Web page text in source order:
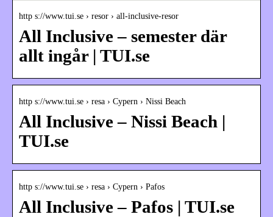
http s://www.tui.se › resor › all-inclusive-resor
All Inclusive – semester där
allt ingår | TUI.se
http s://www.tui.se › resa › Cypern › Nissi Beach
All Inclusive – Nissi Beach |
TUI.se
http s://www.tui.se › resa › Cypern › Pafos
All Inclusive – Pafos | TUI.se